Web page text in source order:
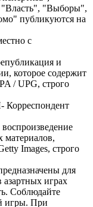
"Власть", "Выборы",
публикуются на
с
и
которое содержит
/ UPG, строго
Корреспондент
материалов,
Images, строго
для
азартных играх
Соблюдайте
игры. При